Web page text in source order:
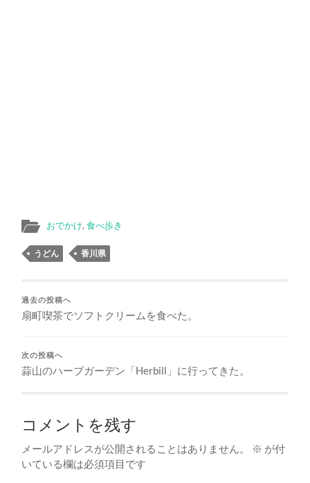
おでかけ,食べ歩き
うどん 香川県
過去の投稿へ
扇町喫茶でソフトクリームを食べた。
次の投稿へ
蒜山のハーブガーデン「Herbill」に行ってきた。
コメントを残す
メールアドレスが公開されることはありません。 ※ が付
いている欄は必須項目です